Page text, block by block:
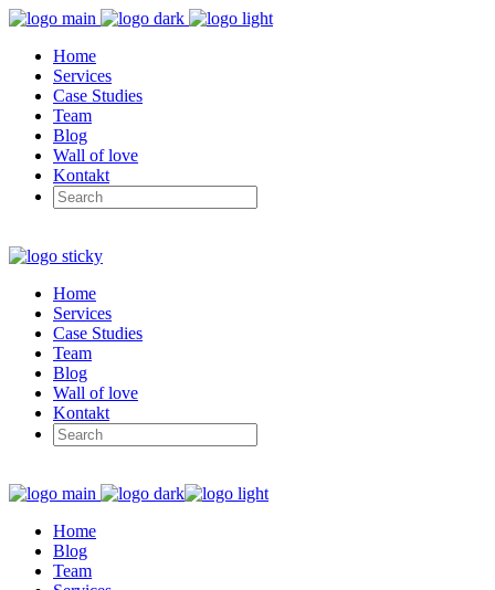
Home
Services
Case Studies
Team
Blog
Wall of love
Kontakt
Home
Services
Case Studies
Team
Blog
Wall of love
Kontakt
Home
Blog
Team